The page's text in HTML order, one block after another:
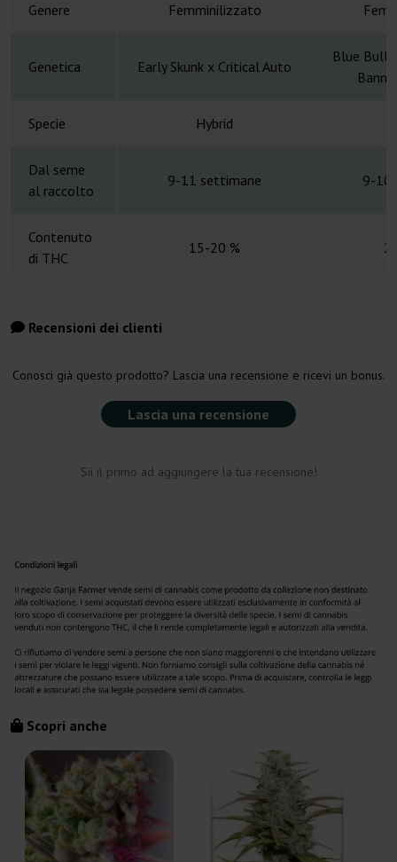
Genere Femminilizzato
Genetica Early Skunk x Critical Auto
Blue
Specie Hybrid
Dal seme
al raccolto
9-11 settimane 9-10
Contenuto
di THC
15-20 %
Recensioni dei clienti
Conosci già questo prodotto? Lascia una recensione e ricevi un bonus.
Lascia una recensione
Sii il primo ad aggiungere la tua recensione!
Scopri anche